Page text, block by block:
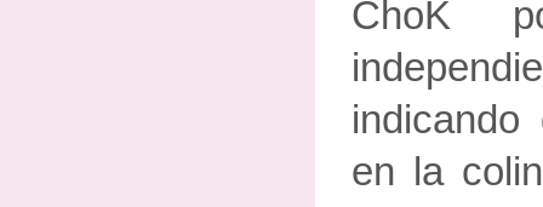
ChoK
indicando
en la